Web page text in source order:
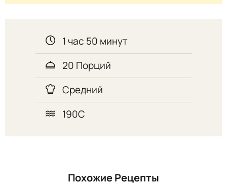
1 час 50 минут
20 Порций
Средний
190С
Похожие Рецепты